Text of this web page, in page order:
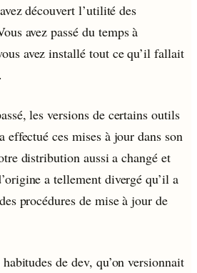
découvert l’utilité des
avez passé du temps à
avez installé tout ce qu’il fallait
les versions de certains outils
effectué ces mises à jour dans son
distribution aussi a changé et
a tellement divergé qu’il a
procédures de mise à jour de
de dev, qu’on versionnait